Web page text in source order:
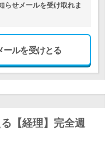
らせメールを受け取れま
ールを受けとる
【経理】完全週